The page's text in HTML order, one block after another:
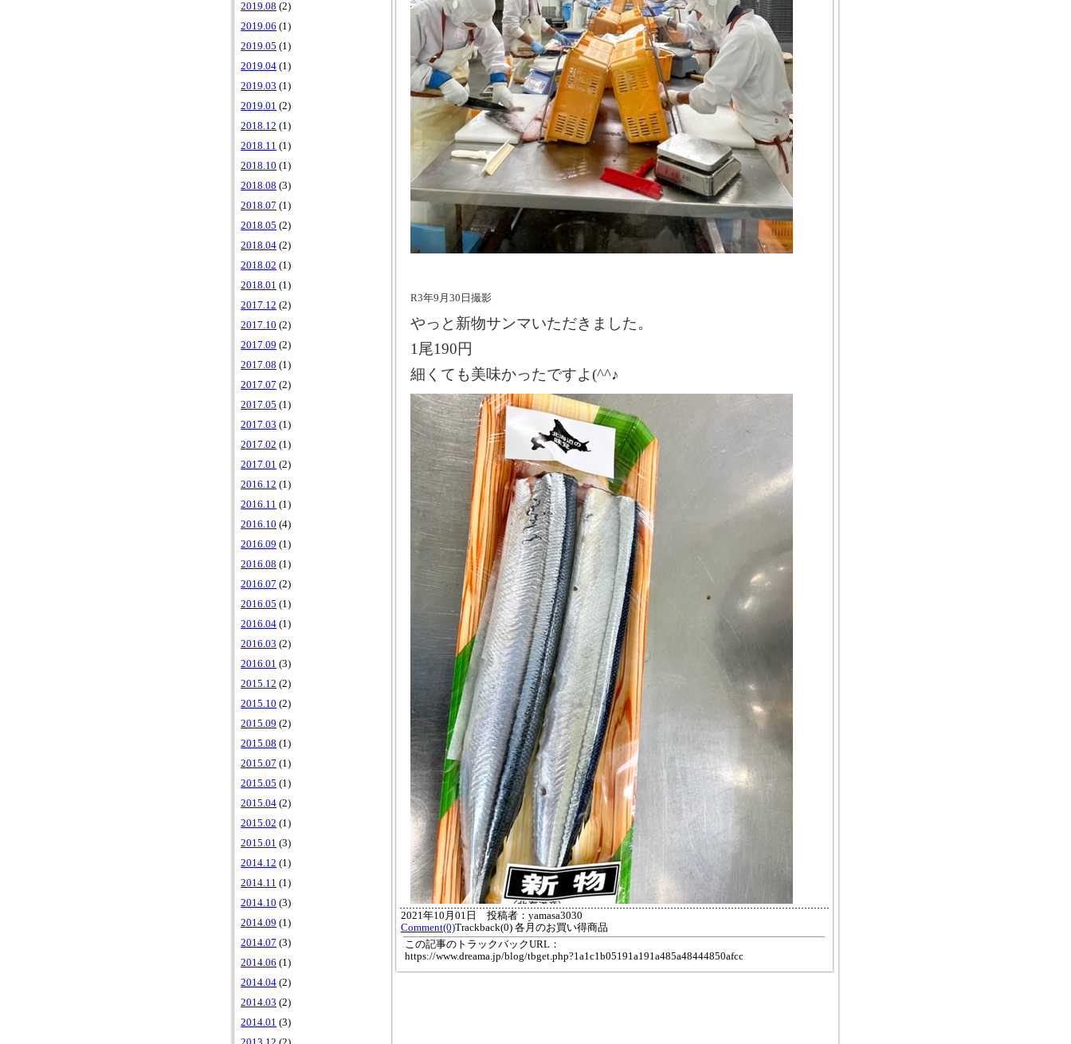
2019.08 (2)
2019.06 (1)
2019.05 (1)
2019.04 (1)
2019.03 (1)
2019.01 (2)
2018.12 (1)
2018.11 (1)
2018.10 (1)
2018.08 (3)
2018.07 (1)
2018.05 (2)
2018.04 (2)
2018.02 (1)
2018.01 (1)
2017.12 (2)
2017.10 (2)
2017.09 (2)
2017.08 (1)
2017.07 (2)
2017.05 (1)
2017.03 (1)
2017.02 (1)
2017.01 (2)
2016.12 (1)
2016.11 (1)
2016.10 (4)
2016.09 (1)
2016.08 (1)
2016.07 (2)
2016.05 (1)
2016.04 (1)
2016.03 (2)
2016.01 (3)
2015.12 (2)
2015.10 (2)
2015.09 (2)
2015.08 (1)
2015.07 (1)
2015.05 (1)
2015.04 (2)
2015.02 (1)
2015.01 (3)
2014.12 (1)
2014.11 (1)
2014.10 (3)
2014.09 (1)
2014.07 (3)
2014.06 (1)
2014.04 (2)
2014.03 (2)
2014.01 (3)
R3年9月30日撮影
やっと新物サンマいただきました。
1尾190円
細くても美味かったですよ(^^♪
2021年10月01日 投稿者：yamasa3030
Comment(0)Trackback(0) 各月のお買い得商品
この記事のトラックバックURL：
https://www.dreama.jp/blog/tbget.php?1a1c1b05191a191a485a48444850afcc